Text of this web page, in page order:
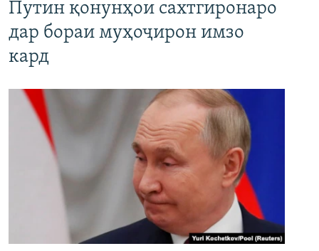
Путин қонунҳои сахтгиронаро
дар бораи муҳоҷирон имзо
кард